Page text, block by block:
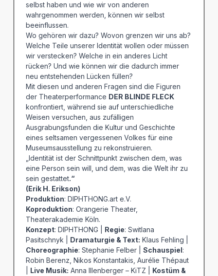
selbst haben und wie wir von anderen
wahrgenommen werden, können wir selbst
beeinflussen.
Wo gehören wir dazu? Wovon grenzen wir uns ab?
Welche Teile unserer Identität wollen oder müssen
wir verstecken? Welche in ein anderes Licht
rücken? Und wie können wir die dadurch immer
neu entstehenden Lücken füllen?
Mit diesen und anderen Fragen sind die Figuren
der Theaterperformance DER BLINDE FLECK
konfrontiert, während sie auf unterschiedliche
Weisen versuchen, aus zufälligen
Ausgrabungsfunden die Kultur und Geschichte
eines seltsamen vergessenen Volkes für eine
Museumsausstellung zu rekonstruieren.
„Identität ist der Schnittpunkt zwischen dem, was
eine Person sein will, und dem, was die Welt ihr zu
sein gestattet.“
(Erik H. Erikson)
Produktion: DIPHTHONG.art e.V.
Koproduktion: Orangerie Theater,
Theaterakademie Köln.
Konzept: DIPHTHONG | Regie: Switlana
Pasitschnyk | Dramaturgie & Text: Klaus Fehling |
Choreographie: Stephanie Felber | Schauspiel:
Robin Berenz, Nikos Konstantakis, Aurélie Thépaut
Live Musik: Anna Illenberger – KiTZ | Kostüm &